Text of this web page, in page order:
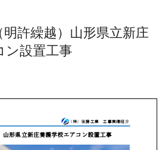
許繰越）山形県立新庄
ン設置工事